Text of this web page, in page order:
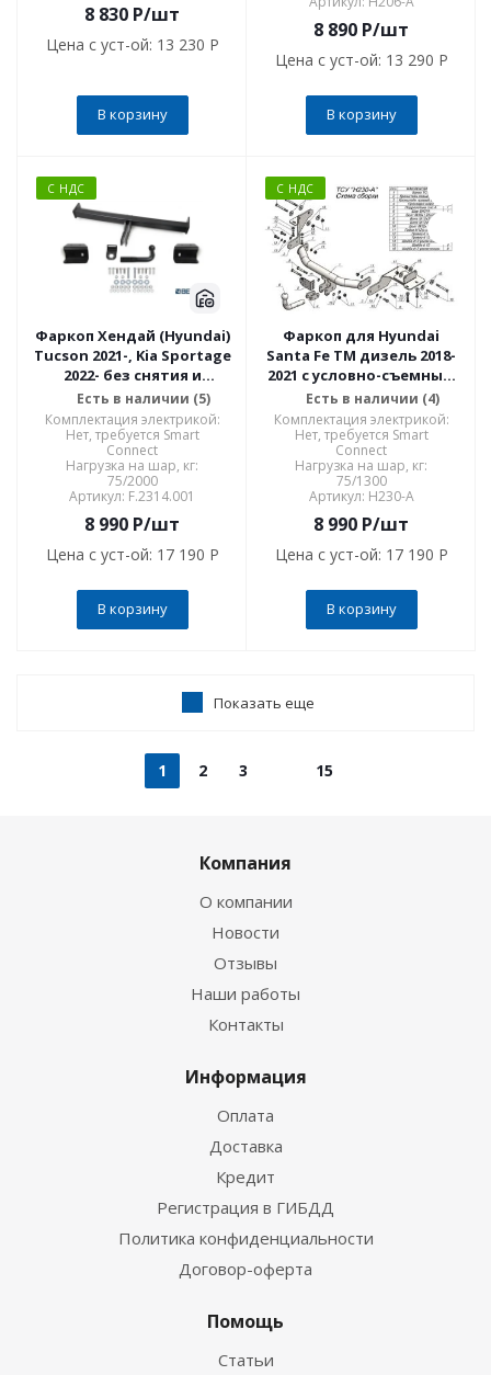
8 830 P/шт
Цена с уст-ой: 13 230 P
В корзину
8 890 P/шт
Цена с уст-ой: 13 290 P
В корзину
С НДС
Фаркоп Хендай (Hyundai)
Tucson 2021-, Kia Sportage
2022- без снятия и
подрезки бампера. Тип
шара: A. Нагрузки: 2000/75
кг, масса 16 кг (без
электрики) F.2314.001
Есть в наличии (5)
Комплектация электрикой:
Нет, требуется Smart
Connect
Нагрузка на шар, кг:
75/2000
Артикул: F.2314.001
8 990 P/шт
Цена с уст-ой: 17 190 P
В корзину
С НДС
Фаркоп для Hyundai
Santa Fe TM дизель 2018-
2021 с условно-съемным
креплением шара (на 2
болтах) H230-A
Есть в наличии (4)
Комплектация электрикой:
Нет, требуется Smart
Connect
Нагрузка на шар, кг:
75/1300
Артикул: H230-A
8 990 P/шт
Цена с уст-ой: 17 190 P
В корзину
Показать еще
1 2 3 15
Компания
О компании
Новости
Отзывы
Наши работы
Контакты
Информация
Оплата
Доставка
Кредит
Регистрация в ГИБДД
Политика конфиденциальности
Договор-оферта
Помощь
Статьи